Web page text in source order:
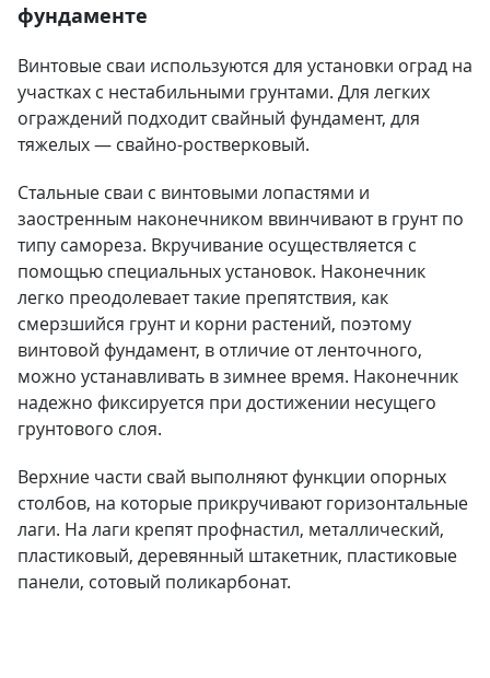
фундаменте
Винтовые сваи используются для установки оград на
участках с нестабильными грунтами. Для легких
ограждений подходит свайный фундамент, для
тяжелых — свайно-ростверковый.
Стальные сваи с винтовыми лопастями и
заостренным наконечником ввинчивают в грунт по
типу самореза. Вкручивание осуществляется с
помощью специальных установок. Наконечник
легко преодолевает такие препятствия, как
смерзшийся грунт и корни растений, поэтому
винтовой фундамент, в отличие от ленточного,
можно устанавливать в зимнее время. Наконечник
надежно фиксируется при достижении несущего
грунтового слоя.
Верхние части свай выполняют функции опорных
столбов, на которые прикручивают горизонтальные
лаги. На лаги крепят профнастил, металлический,
пластиковый, деревянный штакетник, пластиковые
панели, сотовый поликарбонат.